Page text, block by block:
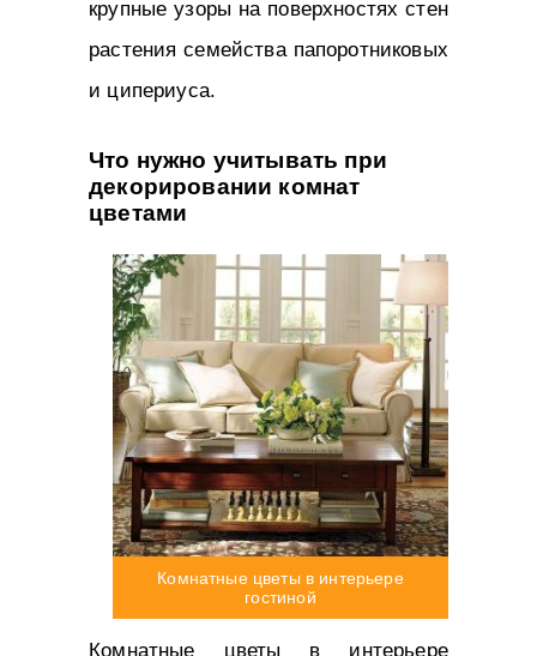
крупные узоры на поверхностях стен
растения семейства папоротниковых
и ципериуса.
Что нужно учитывать при
декорировании комнат
цветами
Комнатные цветы в интерьере
гостиной
Комнатные цветы в интерьере